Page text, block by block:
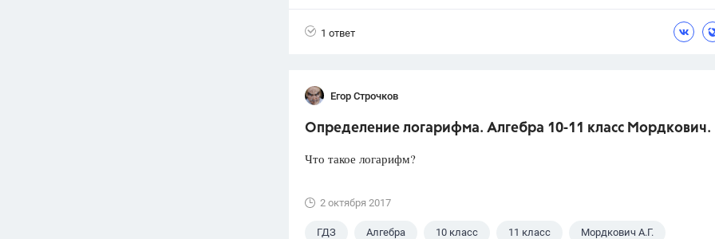
1 ответ
Егор Строчков
Определение логарифма. Алгебра 10-11 класс Мордкович.
Что такое логарифм?
2 октября 2017
ГДЗ Алгебра 10 класс 11 класс Мордкович А.Г.